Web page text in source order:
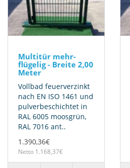
Multitür mehr-
flügelig - Breite 2,00
Meter
Vollbad feuerverzinkt
nach EN ISO 1461 und
pulverbeschichtet in
RAL 6005 moosgrün,
RAL 7016 ant..
1.390,36€
Netto 1.168,37€